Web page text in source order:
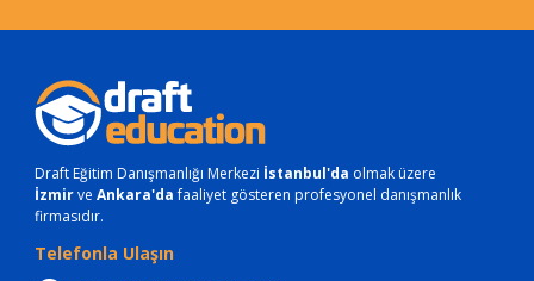
Draft Eğitim Danışmanlığı Merkezi İstanbul'da olmak üzere
İzmirve Ankara'dafaaliyet gösteren profesyonel danışmanlık
firmasıdır.
Telefonla Ulaşın